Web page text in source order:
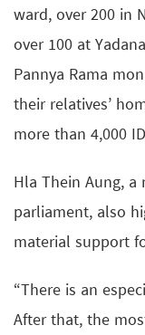
ward, over 200 in
over 100 at
Pannya Rama
their relatives’
more than 4,000
Hla Thein Aung,
parliament, also
material support
“There is an
After that, the